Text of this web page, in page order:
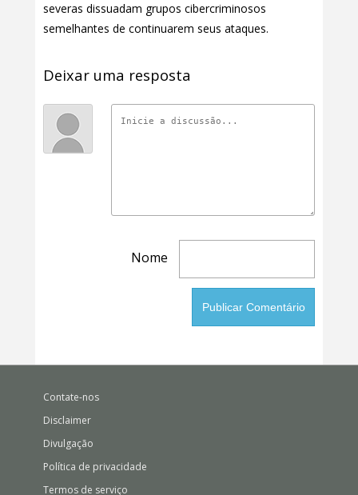
severas dissuadam grupos cibercriminosos
semelhantes de continuarem seus ataques.
Deixar uma resposta
Nome
Contate-nos
Disclaimer
Divulgação
Política de privacidade
Termos de serviço